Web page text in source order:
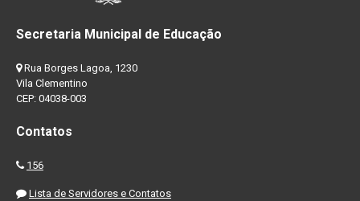
Secretaria Municipal de Educação
Rua Borges Lagoa, 1230
Vila Clementino
CEP: 04038-003
Contatos
156
Lista de Servidores e Contatos